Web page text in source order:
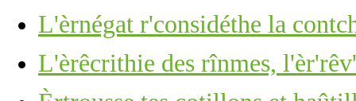
L'èrnégat r'considéthe la
L'èrêcrithie des rînmes,